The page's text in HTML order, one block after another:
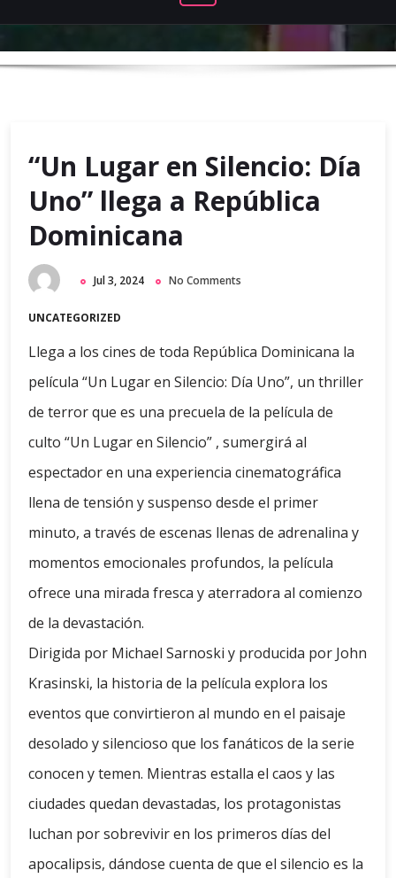
“Un Lugar en Silencio: Día
Uno” llega a República
Dominicana
Jul 3, 2024 No Comments
UNCATEGORIZED
Llega a los cines de toda República Dominicana la
película “Un Lugar en Silencio: Día Uno”, un thriller
de terror que es una precuela de la película de
culto “Un Lugar en Silencio” , sumergirá al
espectador en una experiencia cinematográfica
llena de tensión y suspenso desde el primer
minuto, a través de escenas llenas de adrenalina y
momentos emocionales profundos, la película
ofrece una mirada fresca y aterradora al comienzo
de la devastación.
Dirigida por Michael Sarnoski y producida por John
Krasinski, la historia de la película explora los
eventos que convirtieron al mundo en el paisaje
desolado y silencioso que los fanáticos de la serie
conocen y temen. Mientras estalla el caos y las
ciudades quedan devastadas, los protagonistas
luchan por sobrevivir en los primeros días del
apocalipsis, dándose cuenta de que el silencio es la